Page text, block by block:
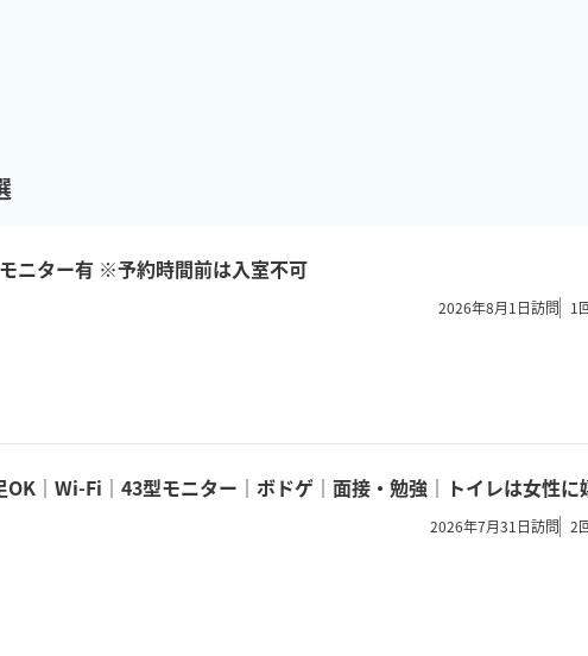
ニター有 ※予約時間前は入室不可
2026年8月1日訪問 1
｜Wi-Fi｜43型モニター｜ボドゲ｜面接・勉強｜トイレは女性に
2026年7月31日訪問 2